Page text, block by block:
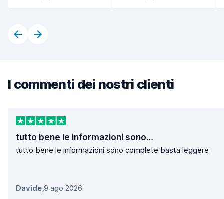
I commenti dei nostri clienti
tutto bene le informazioni sono…
tutto bene le informazioni sono complete basta leggere
Davide,9 ago 2026